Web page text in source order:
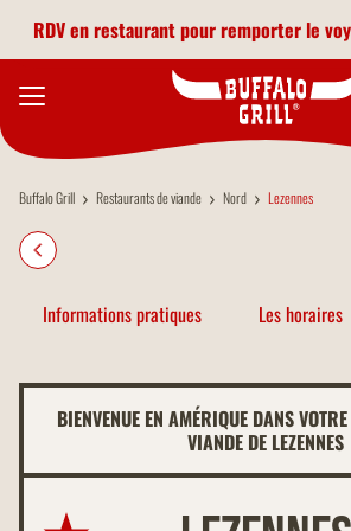
RDV en restaurant pour remporter le
Buffalo Grill Restaurants de viande Nord Lezennes
Informations pratiques Les horaires
BIENVENUE EN AMÉRIQUE DANS
VIANDE DE LEZENNES